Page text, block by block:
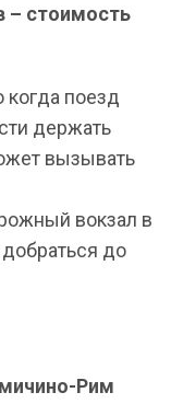
– стоимость
поезд
держать
вызывать
вокзал в
до
Рим